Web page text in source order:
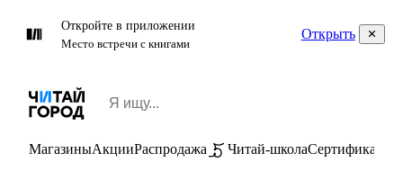
Откройте в приложении
Место встречи с книгами
Открыть
МагазиныАкцииРаспродажа Читай-школаСертификаты